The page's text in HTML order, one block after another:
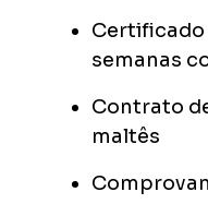
Certificado
semanas
Contrato
maltês